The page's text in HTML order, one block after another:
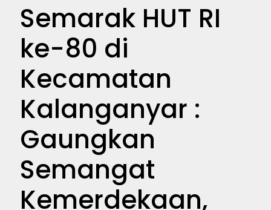
Semarak HUT RI
ke-80 di
Kecamatan
Kalanganyar :
Gaungkan
Semangat
Kemerdekaan,